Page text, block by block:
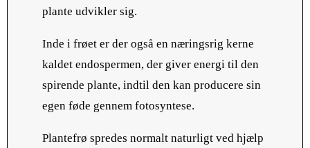
plante udvikler sig.
Inde i frøet er der også en næringsrig kerne
kaldet endospermen, der giver energi til den
spirende plante, indtil den kan producere sin
egen føde gennem fotosyntese.
Plantefrø spredes normalt naturligt ved hjælp